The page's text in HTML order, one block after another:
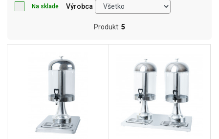
Na sklade Výrobca
Produkt: 5